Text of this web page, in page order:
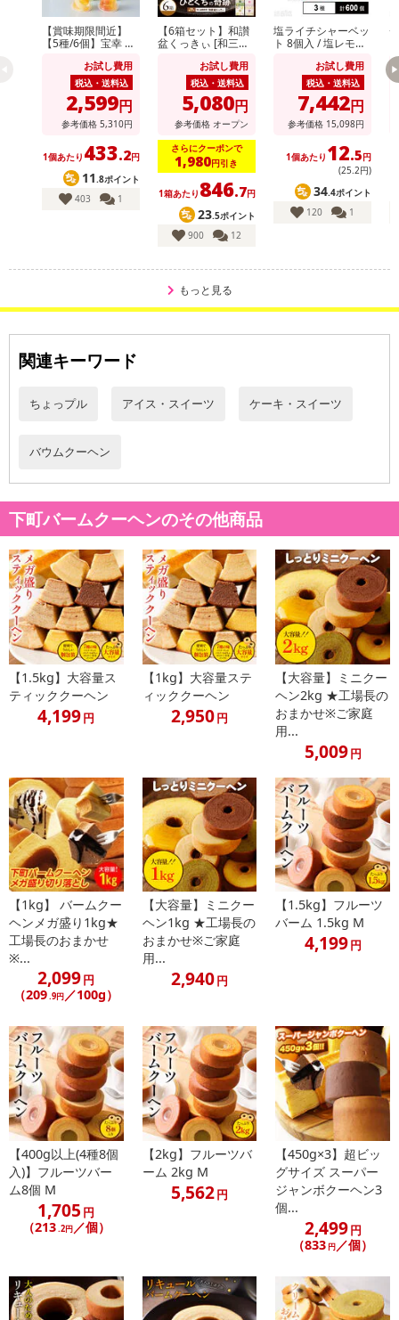
【賞味期限間近】
【5種/6個】宝幸 ホ
ツゼリーセレクショ
お試し費用
税込・送料込
2,599円
参考価格 5,310円
1個あたり 433.2円
11 .8ポイント
403
1
【6箱セット】和讃
盆くっきぃ [和三盆/
木の実/黒糖]お試し費用
税込・送料込
5,080円
参考価格 オープン
さらにクーポンで
1,980円引き
1箱あたり 846.7円
23.5ポイント
900
12
塩ライチシャーベッ
ト 8個入 / 塩レモン
/ フローズンドリン
クミックス コーラ
＆ソーダ 14個入
お試し費用
税込・送料込
7,442円
参考価格 15,098円
1個あたり 12.5円
(25 .2円)
34.4ポイント
120
1
もっと見る
関連キーワード
ちょっプル アイス・スイーツ ケーキ・スイーツ
バウムクーヘン
下町バームクーヘンのその他商品
【1.5kg】大容量ス
ティッククーヘン
4,199円
【1kg】大容量ステ
ィッククーヘン
2,950円
【大容量】ミニクー
ヘン2kg ★工場長の
おまかせ※ご家庭
用...
5,009円
【1kg】 バームクー
ヘンメガ盛り1kg★
工場長のおまかせ
※...
2,099円
（209.9円／100g）
【大容量】ミニクー
ヘン1kg ★工場長の
おまかせ※ご家庭
用...
2,940円
【1.5kg】フルーツ
バーム 1.5kg M
4,199円
【400g以上(4種8個
入)】フルーツバー
ム8個 M
1,705 円
（213.2円／個）
【2kg】フルーツバ
ーム 2kg M
5,562円
【450g×3】超ビッ
グサイズ スーパー
ジャンボクーヘン3
個...
2,499円
（833 円／個）